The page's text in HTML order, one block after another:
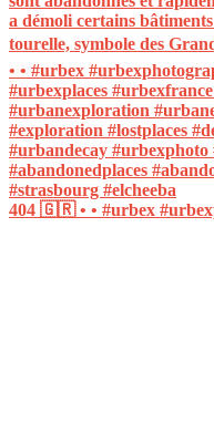
404 🇬🇷 • • #urbex